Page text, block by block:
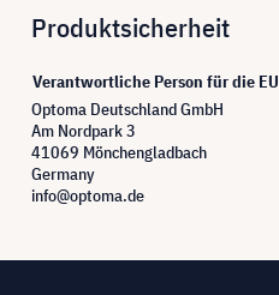
Produktsicherheit
Verantwortliche Person für die EU
Optoma Deutschland GmbH
Am Nordpark 3
41069 Mönchengladbach
Germany
info@optoma.de